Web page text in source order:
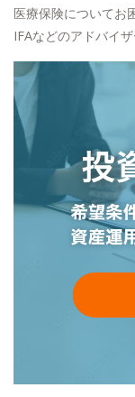
医療保険についてお
IFAなどのアドバイ